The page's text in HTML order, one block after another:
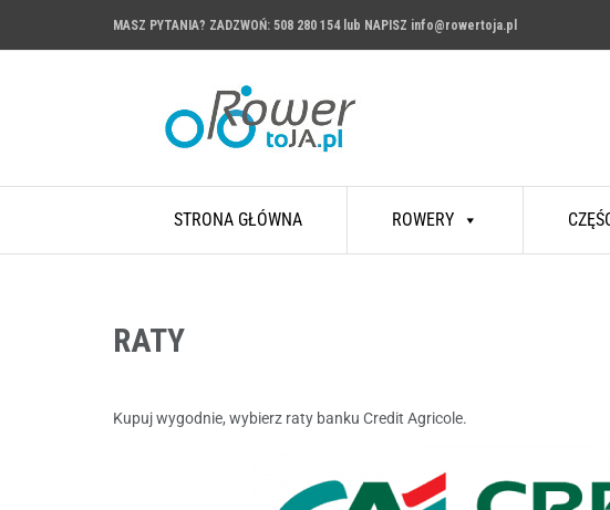
MASZ PYTANIA? ZADZWOŃ: 508 280 154lub NAPISZ info@rowertoja.pl
treści
STRONA GŁÓWNA ROWERY
RATY
Kupuj wygodnie, wybierz raty banku Credit Agricole.